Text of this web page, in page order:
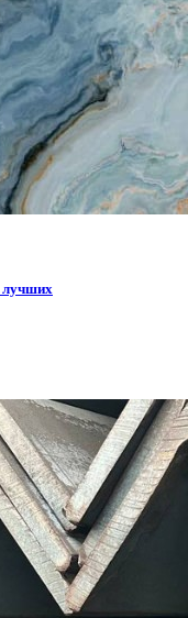
лучших